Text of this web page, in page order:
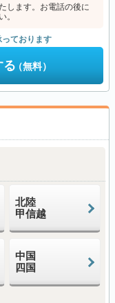
します。お電話の後に
。
ております
る（無料）
北陸
甲信越
中国
四国